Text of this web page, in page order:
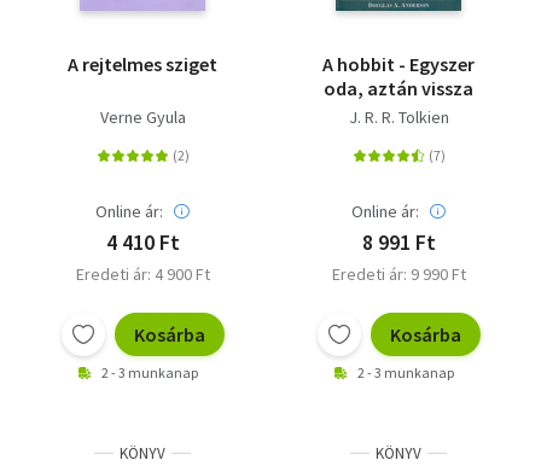
A rejtelmes sziget
Verne Gyula
Online ár:
4 410 Ft
Eredeti ár: 4 900 Ft
Kosárba
2 - 3 munkanap
A hobbit - Egyszer
oda, aztán vissza
J. R. R. Tolkien
Online ár:
8 991 Ft
Eredeti ár: 9 990 Ft
Kosárba
2 - 3 munkanap
KÖNYV KÖNYV